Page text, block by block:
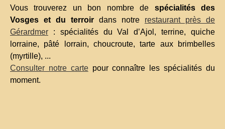
Vous trouverez un bon nombre de spécialités des
Vosges et du terroir dans notre restaurant près de
Gérardmer : spécialités du Val d’Ajol, terrine, quiche
lorraine, pâté lorrain, choucroute, tarte aux brimbelles
(myrtille), ...
Consulter notre cartepour connaître les spécialités du
moment.